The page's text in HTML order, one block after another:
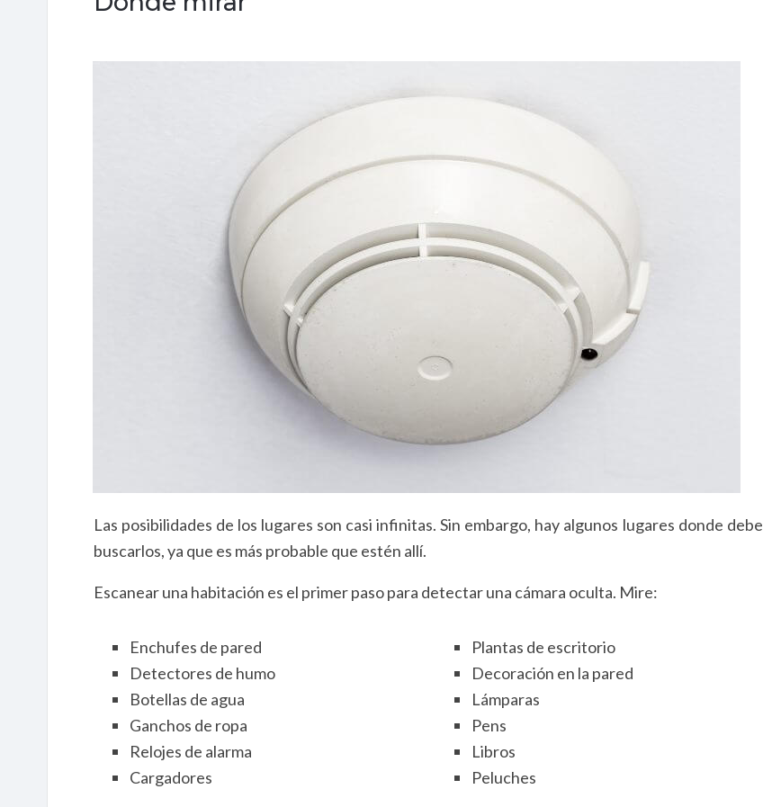
Las posibilidades de los lugares son casi infinitas. Sin embargo, hay algunos lugares donde debe
buscarlos, ya que es más probable que estén allí.
Escanear una habitación es el primer paso para detectar una cámara oculta. Mire:
Enchufes de pared
Detectores de humo
Botellas de agua
Ganchos de ropa
Relojes de alarma
Cargadores
Plantas de escritorio
Decoración en la pared
Lámparas
Pens
Libros
Peluches